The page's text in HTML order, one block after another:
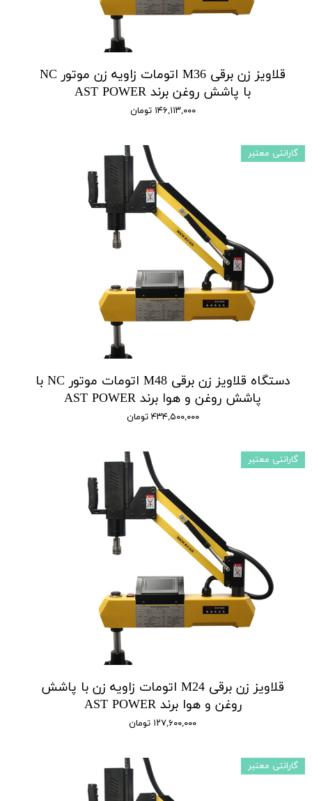
قلاویز زن برقی M36 اتومات زاویه زن موتور NC
با پاشش روغن برند AST POWER
۱۴۶,۱۱۳,۰۰۰ تومان
دستگاه قلاویز زن برقی M48 اتومات موتور NC با
پاشش روغن و هوا برند AST POWER
۴۳۴,۵۰۰,۰۰۰ تومان
گارانتی معتبر
قلاویز زن برقی M24 اتومات زاویه زن با پاشش
روغن و هوا برند AST POWER
۱۲۷,۶۰۰,۰۰۰ تومان
گارانتی معتبر
گارانتی معتبر